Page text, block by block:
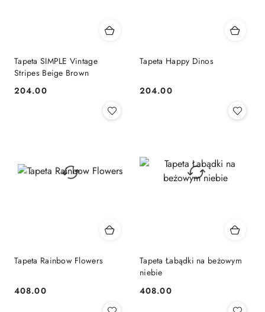
Tapeta SIMPLE Vintage
Stripes Beige Brown
Cena:
204.00
Tapeta Happy Dinos
Cena:
204.00
Tapeta Rainbow Flowers
Cena:
408.00
Tapeta Łabądki na beżowym
niebie
Cena:
408.00